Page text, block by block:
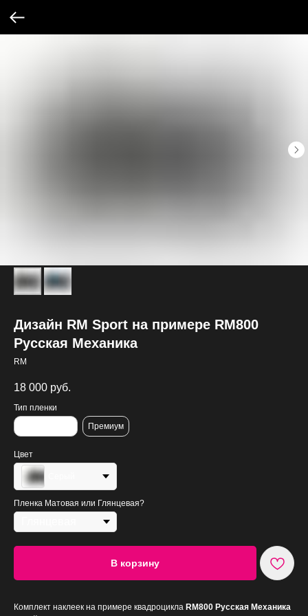
Дизайн RM Sport на примере RM800
Русская Механика
RM
18 000 руб.
Тип пленки
Премиум
Цвет
Пленка Матовая или Глянцевая?
В корзину
Комплект наклеек на примере квадроцикла RM800 Русская Механика